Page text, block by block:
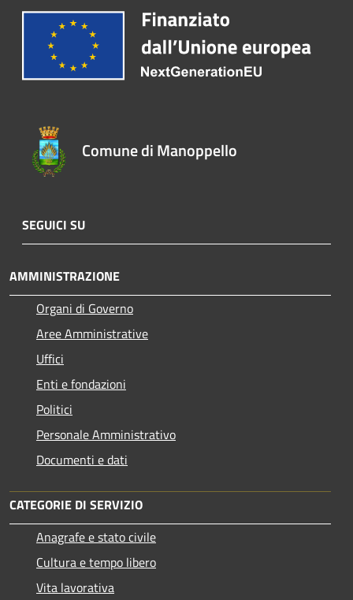
Comune di Manoppello
SEGUICI SU
AMMINISTRAZIONE
Organi di Governo
Aree Amministrative
Uffici
Enti e fondazioni
Politici
Personale Amministrativo
Documenti e dati
CATEGORIE DI SERVIZIO
Anagrafe e stato civile
Cultura e tempo libero
Vita lavorativa